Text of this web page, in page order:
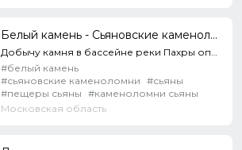
Белый камень - Сьяновские каменоломни
Добычу камня в бассейне реки Пахры определило наличие выходов известняка на крутых берегах, хорошо р...
#белый камень
#сьяновские каменоломни #сьяны
#пещеры сьяны #каменоломни сьяны
Московская область